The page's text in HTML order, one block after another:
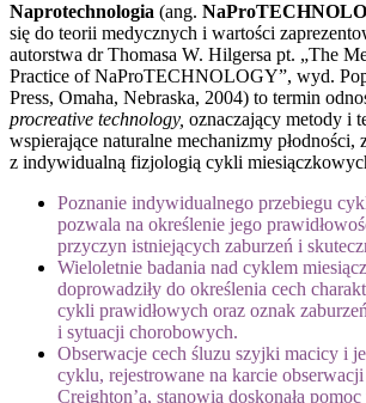
Naprotechnologia (ang.
się do teorii medycznych i wartości
autorstwa dr Thomasa W. Hilgersa pt. „The
Practice of NaProTECHNOLOGY”, wyd.
Press, Omaha, Nebraska, 2004) to termin
procreative technology, oznaczający metody i
wspierające naturalne mechanizmy płodności,
z indywidualną fizjologią cykli
Poznanie indywidualnego przebiegu
pozwala na określenie jego
przyczyn istniejących zaburzeń i
Wieloletnie badania nad cyklem
doprowadziły do określenia cech
cykli prawidłowych oraz oznak zaburzeń
i sytuacji chorobowych.
Obserwacje cech śluzu szyjki macicy i
cyklu, rejestrowane na karcie
Creighton’a, stanowią doskonałą